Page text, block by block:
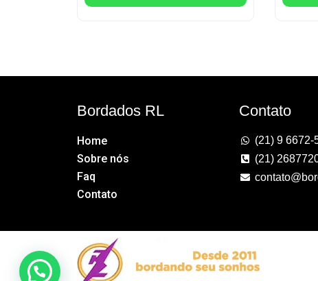
Bordados RL
Home
Sobre nós
Faq
Contato
Contato
(21) 9 6672-
(21)